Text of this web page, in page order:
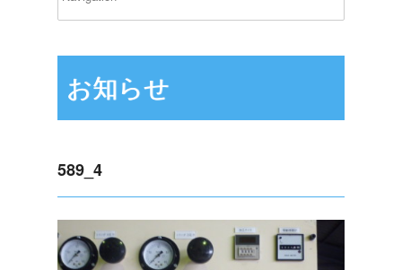
お知らせ
589_4